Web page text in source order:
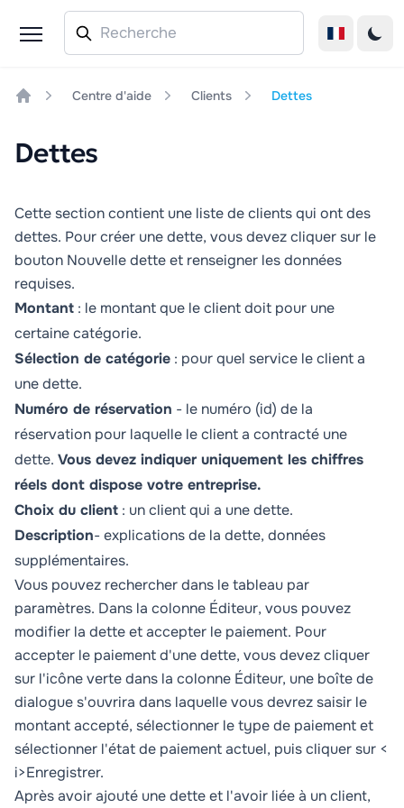
Centre d'aide Clients Dettes
Dettes
Cette section contient une liste de clients qui ont des
dettes. Pour créer une dette, vous devez cliquer sur le
bouton Nouvelle detteet renseigner les données
requises.
Montant : le montant que le client doit pour une
certaine catégorie.
Sélection de catégorie : pour quel service le client a
une dette.
Numéro de réservation - le numéro (id) de la
réservation pour laquelle le client a contracté une
dette. Vous devez indiquer uniquement les chiffres
réels dont dispose votre entreprise.
Choix du client : un client qui a une dette.
Description- explications de la dette, données
supplémentaires.
Vous pouvez rechercher dans le tableau par
paramètres. Dans la colonne Éditeur, vous pouvez
modifier la dette et accepter le paiement. Pour
accepter le paiement d'une dette, vous devez cliquer
sur l'icône verte dans la colonne Éditeur, une boîte de
dialogue s'ouvrira dans laquelle vous devrez saisir le
montant accepté, sélectionner le type de paiement et
sélectionner l'état de paiement actuel, puis cliquer sur <
i>Enregistrer.
Après avoir ajouté une dette et l'avoir liée à un client,